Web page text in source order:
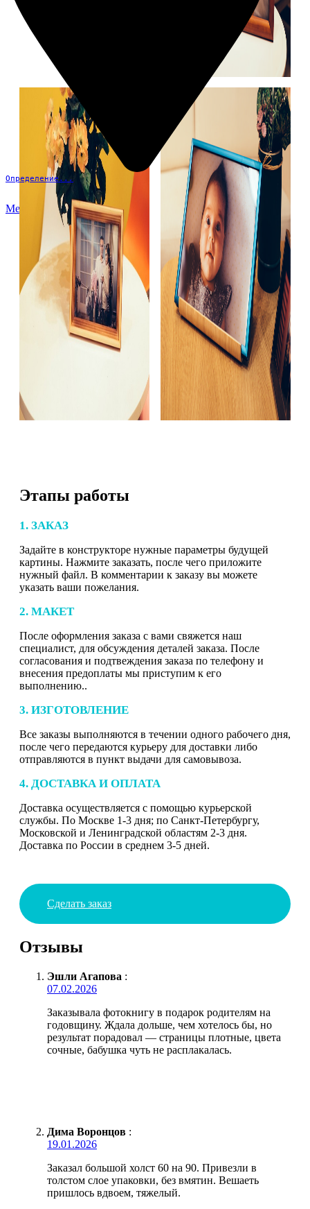
Определение...
Меню
Этапы работы
1. ЗАКАЗ
Задайте в конструкторе нужные параметры будущей
картины. Нажмите заказать, после чего приложите
нужный файл. В комментарии к заказу вы можете
указать ваши пожелания.
2. МАКЕТ
После оформления заказа с вами свяжется наш
специалист, для обсуждения деталей заказа. После
согласования и подтвеждения заказа по телефону и
внесения предоплаты мы приступим к его
выполнению..
3. ИЗГОТОВЛЕНИЕ
Все заказы выполняются в течении одного рабочего дня,
после чего передаются курьеру для доставки либо
отправляются в пункт выдачи для самовывоза.
4. ДОСТАВКА И ОПЛАТА
Доставка осуществляется с помощью курьерской
службы. По Москве 1-3 дня; по Санкт-Петербургу,
Московской и Ленинградской областям 2-3 дня.
Доставка по России в среднем 3-5 дней.
Сделать заказ
Отзывы
Эшли Агапова :
07.02.2026
Заказывала фотокнигу в подарок родителям на
годовщину. Ждала дольше, чем хотелось бы, но
результат порадовал — страницы плотные, цвета
сочные, бабушка чуть не расплакалась.
Дима Воронцов :
19.01.2026
Заказал большой холст 60 на 90. Привезли в
толстом слое упаковки, без вмятин. Вешаеть
пришлось вдвоем, тяжелый.